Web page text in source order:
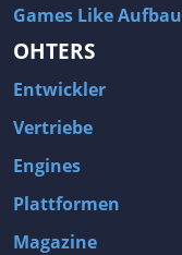
Games Like Aufbau
OHTERS
Entwickler
Vertriebe
Engines
Plattformen
Magazine